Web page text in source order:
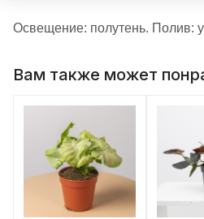
Освещение: полутень. Полив:
Вам также может